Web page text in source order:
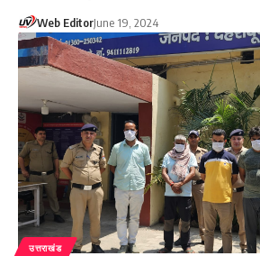
Web EditorJune 19, 2024
उत्तराखंड